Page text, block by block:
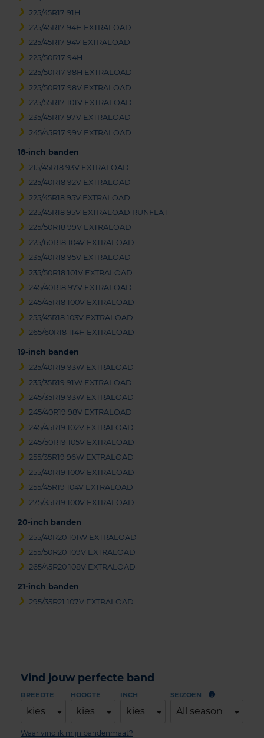
225/45R17 91H
225/45R17 94H EXTRALOAD
225/45R17 94V EXTRALOAD
225/50R17 94H
225/50R17 98H EXTRALOAD
225/50R17 98V EXTRALOAD
225/55R17 101V EXTRALOAD
235/45R17 97V EXTRALOAD
245/45R17 99V EXTRALOAD
18-inch banden
215/45R18 93V EXTRALOAD
225/40R18 92V EXTRALOAD
225/45R18 95V EXTRALOAD
225/45R18 95V EXTRALOAD RUNFLAT
225/50R18 99V EXTRALOAD
225/60R18 104V EXTRALOAD
235/40R18 95V EXTRALOAD
235/50R18 101V EXTRALOAD
245/40R18 97V EXTRALOAD
245/45R18 100V EXTRALOAD
255/45R18 103V EXTRALOAD
265/60R18 114H EXTRALOAD
19-inch banden
225/40R19 93W EXTRALOAD
235/35R19 91W EXTRALOAD
245/35R19 93W EXTRALOAD
245/40R19 98V EXTRALOAD
245/45R19 102V EXTRALOAD
245/50R19 105V EXTRALOAD
255/35R19 96W EXTRALOAD
255/40R19 100V EXTRALOAD
255/45R19 104V EXTRALOAD
275/35R19 100V EXTRALOAD
20-inch banden
255/40R20 101W EXTRALOAD
255/50R20 109V EXTRALOAD
265/45R20 108V EXTRALOAD
21-inch banden
295/35R21 107V EXTRALOAD
Vind jouw perfecte band
BREEDTE
kies
HOOGTE
kies
INCH
kies
SEIZOEN
All season
Waar vind ik mijn bandenmaat?